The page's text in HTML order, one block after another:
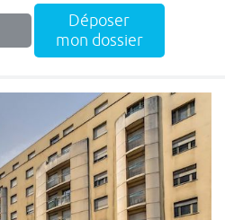
Déposer
mon dossier